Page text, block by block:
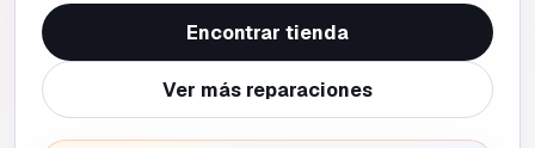
Encontrar tienda
Ver más reparaciones